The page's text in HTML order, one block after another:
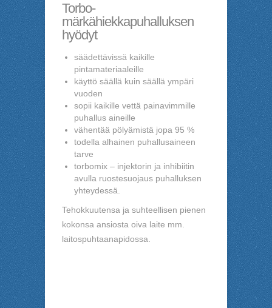
Torbo-
märkähiekkapuhalluksen
hyödyt
säädettävissä kaikille
pintamateriaaleille
käyttö säällä kuin säällä ympäri
vuoden
sopii kaikille vettä painavimmille
puhallus aineille
vähentää pölyämistä jopa 95 %
todella alhainen puhallusaineen
tarve
torbomix – injektorin ja inhibiitin
avulla ruostesuojaus puhalluksen
yhteydessä.
Tehokkuutensa ja suhteellisen pienen
kokonsa ansiosta oiva laite mm.
laitospuhtaanapidossa.